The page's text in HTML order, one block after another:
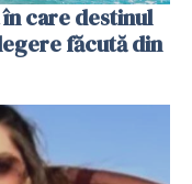
care destinul
făcută din